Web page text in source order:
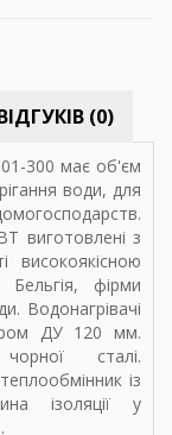
(0)
01-300 має об'єм
води, для
виготовлені з
високоякісною
Бельгія, фірми
Водонагрівачі
ДУ 120 мм.
сталі.
із
ізоляції у